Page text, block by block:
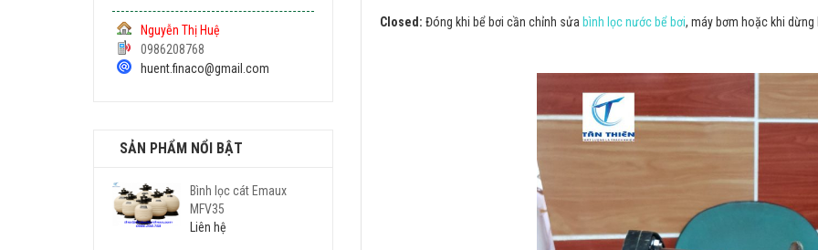
Closed: Đóng khi bể bơi cần chỉnh sửa bình lọc nước bể bơi, máy bơm hoặc khi dừng
Nguyễn Thị Huệ
0986208768
huent.finaco@gmail.com
SẢN PHẨM NỔI BẬT
Bình lọc cát Emaux
MFV35
Liên hệ